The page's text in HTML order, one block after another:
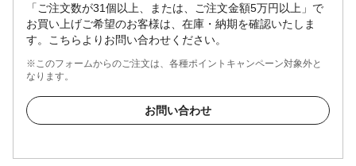
「ご注文数が31個以上、または、ご注文金額5万円以上」で
お買い上げご希望のお客様は、在庫・納期を確認いたしま
す。こちらよりお問い合わせください。
※このフォームからのご注文は、各種ポイントキャンペーン対象外と
なります。
お問い合わせ